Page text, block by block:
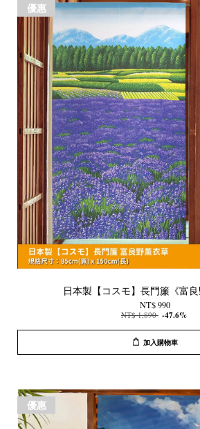
優惠
日本製【コスモ】長門簾《富良
NT$ 990
NT$ 1,890 -47.6%
加入購物車
優惠